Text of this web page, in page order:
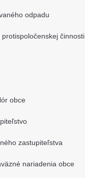
odpadu
činnosti
obce
zastupiteľstva
nariadenia obce